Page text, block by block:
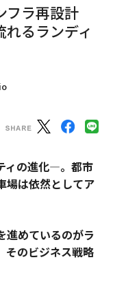
フラ再設計
るランディ
ィの進化―。都市
場は依然としてア
進めているのがラ
そのビジネス戦略